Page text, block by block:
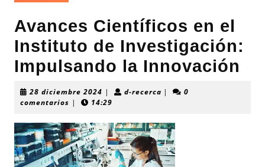
Avances Científicos en el
Instituto de Investigación:
Impulsando la Innovación
28 diciembre 2024 28
diciembre
| d-recercad-|
0
comentarios | 14:29